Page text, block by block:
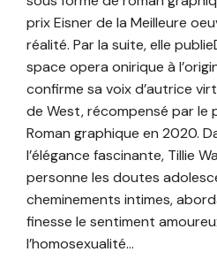
prix Eisner de la Meilleure
réalité. Par la suite, elle
space opera onirique à
confirme sa voix d’autrice
de West, récompensé par le
Roman graphique en 2020.
l’élégance fascinante, Tillie
personne les doutes
cheminements intimes,
finesse le sentiment
l’homosexualité…